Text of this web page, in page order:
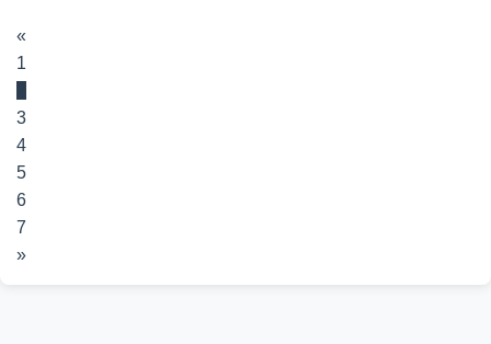
«
1
3
4
5
6
7
»